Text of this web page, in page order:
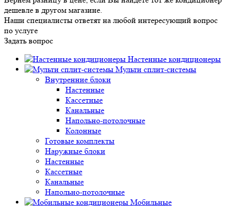
дешевле в другом магазине.
Наши специалисты ответят на любой интересующий вопрос
по услуге
Задать вопрос
Настенные кондиционеры
Мульти сплит-системы
Внутренние блоки
Настенные
Кассетные
Канальные
Напольно-потолочные
Колонные
Готовые комплекты
Наружные блоки
Настенные
Кассетные
Канальные
Напольно-потолочные
Мобильные